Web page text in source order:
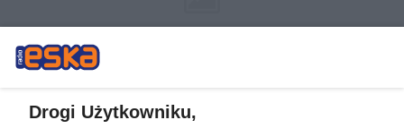
Drogi Użytkowniku,